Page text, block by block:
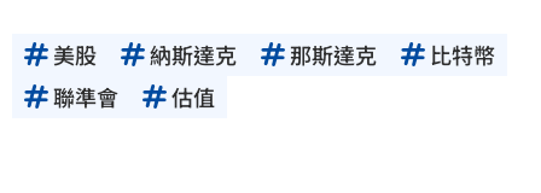
美股 納斯達克 那斯達克
比特幣
聯準會
估值